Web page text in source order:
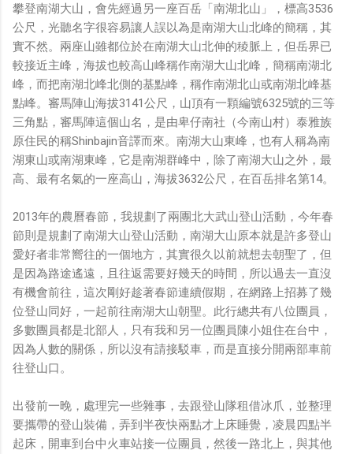
致優化後的成果罷了！ 當時知道 Ray-Ban Meta 的智慧眼
鏡有塞入一個強大的 WiFi 6 晶片在裡面，一開始我猜測會
不會有可能是透過 WiFi P2P 或 WiFi SoftAP 的方式去做
串流（確實 Meta 的智能眼鏡，在同步媒體時，會強制要
求開啟手機的 WiFi 開關，所以媒體同步應該是靠 WiFi 通
道做的），而去年初我也快速做了一個WiFi Direct 架構
來做 POC，確實傳輸效率非常快，幾百 MB 的大檔幾乎秒
級傳完，從眼鏡端將媒體串流到手機端更是不用說的順暢，
而且當時我們的媒體串流還是以未經編碼的方式傳透過
Socket 直接傳輸的（這表示傳輸時所需的頻寬會更大，功
攀登南湖大山，會先經過另一座百岳「南湖北山」，標高3536
公尺，光聽名字很容易讓人誤以為是南湖大山北峰的簡稱，其
實不然。兩座山雖都位於在南湖大山北伸的稜脈上，但岳界已
較接近主峰，海拔也較高山峰稱作南湖大山北峰，簡稱南湖北
峰，而把南湖北峰北側的基點峰，稱作南湖北山或南湖北峰基
點峰。審馬陣山海拔3141公尺，山頂有一顆編號6325號的三等
三角點，審馬陣這個山名，是由卑仔南社（今南山村）泰雅族
原住民的稱Shinbajin音譯而來。南湖大山東峰，也有人稱為南
湖東山或南湖東峰，它是南湖群峰中，除了南湖大山之外，最
高、最有名氣的一座高山，海拔3632公尺，在百岳排名第14。
2013年的農曆春節，我規劃了兩團北大武山登山活動，今年春
節則是規劃了南湖大山登山活動，南湖大山原本就是許多登山
愛好者非常嚮往的一個地方，其實很久以前就想去朝聖了，但
是因為路途遙遠，且往返需要好幾天的時間，所以過去一直沒
有機會前往，這次剛好趁著春節連續假期，在網路上招募了幾
位登山同好，一起前往南湖大山朝聖。此行總共有八位團員，
多數團員都是北部人，只有我和另一位團員陳小姐住在台中，
因為人數的關係，所以沒有請接駁車，而是直接分開兩部車前
往登山口。
出發前一晚，處理完一些雜事，去跟登山隊租借冰爪，並整理
要攜帶的登山裝備，弄到半夜快兩點才上床睡覺，凌晨四點半
起床，開車到台中火車站接一位團員，然後一路北上，與其他